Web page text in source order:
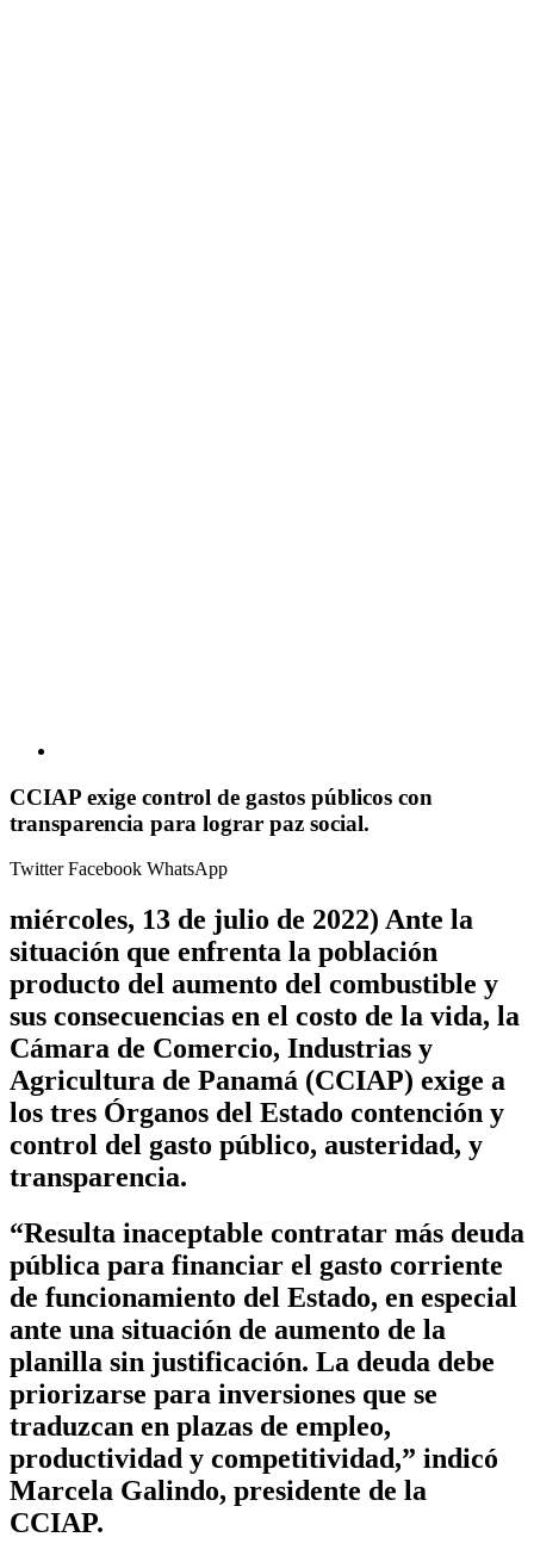
CCIAP exige control de gastos públicos con
transparencia para lograr paz social.
TwitterFacebook WhatsApp
miércoles, 13 de julio de 2022) Ante la
situación que enfrenta la población
producto del aumento del combustible y
sus consecuencias en el costo de la vida, la
Cámara de Comercio, Industrias y
Agricultura de Panamá (CCIAP) exige a
los tres Órganos del Estado contención y
control del gasto público, austeridad, y
transparencia.
“Resulta inaceptable contratar más deuda
pública para financiar el gasto corriente
de funcionamiento del Estado, en especial
ante una situación de aumento de la
planilla sin justificación. La deuda debe
priorizarse para inversiones que se
traduzcan en plazas de empleo,
productividad y competitividad,” indicó
Marcela Galindo, presidente de la
CCIAP.